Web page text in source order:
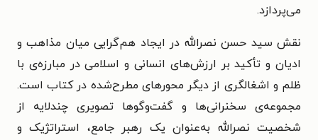
می‌پردازد.
نقش سید حسن نصرالله در ایجاد هم‌گرایی میان مذاهب و
ادیان و تأکید بر ارزش‌های انسانی و اسلامی در مبارزه‌ی با
ظلم و اشغالگری از دیگر محورهای مطرح‌شده در کتاب است.
مجموعه‌ی سخنرانی‌ها و گفت‌وگوها تصویری چندلایه از
شخصیت نصرالله به‌عنوان یک رهبر جامع، استراتژیک و